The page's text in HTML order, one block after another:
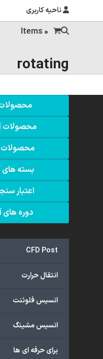
ناحیه کاربری
0 Items
rotating
محصولات
محصولات
بسته های
اعتبار
دوره های
CFD Post
انتقال حرارت
انسیس فلوئنت
انسیس مشینگ
برای حرفه ای ها